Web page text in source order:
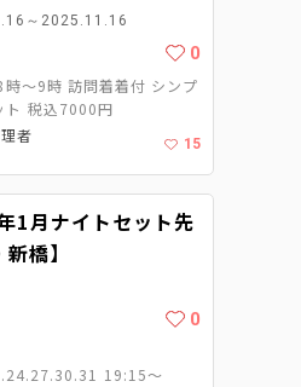
谷区道玄坂２丁目２９−５
：通常は入場料1万円が
開催となりますが、本案件
を予定しております。
～2025.11.16
0
〜9時 訪問着着付 シンプ
ト 税込7000円
者
15
橋】
0
19:15〜